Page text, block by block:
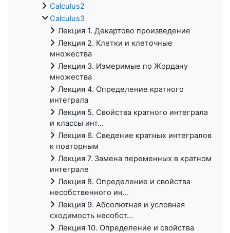
Calculus2
Calculus3
Лекция 1. Декартово произведение
Лекция 2. Клетки и клеточные
множества
Лекция 3. Измеримые по Жордану
множества
Лекция 4. Определение кратного
интеграла
Лекция 5. Свойства кратного интеграла
и классы инт...
Лекция 6. Сведение кратных интегралов
к повторным
Лекция 7. Замена переменных в кратном
интеграле
Лекция 8. Определение и свойства
несобственного ин...
Лекция 9. Абсолютная и условная
сходимость несобст...
Лекция 10. Определение и свойства